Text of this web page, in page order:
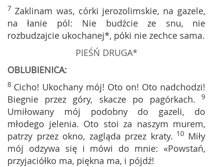
7 Zaklinam was, córki jerozolimskie, na gazele,
na łanie pól: Nie budźcie ze snu, nie
rozbudzajcie ukochanej*, póki nie zechce sama.
PIEŚŃ DRUGA*
OBLUBIENICA:
8 Cicho! Ukochany mój! Oto on! Oto nadchodzi!
Biegnie przez góry, skacze po pagórkach. 9
Umiłowany mój podobny do gazeli, do
młodego jelenia. Oto stoi za naszym murem,
patrzy przez okno, zagląda przez kraty. 10 Miły
mój odzywa się i mówi do mnie: «Powstań,
przyjaciółko ma, piękna ma, i pójdź!